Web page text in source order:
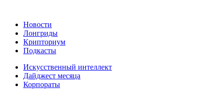
Новости
Лонгриды
Крипториум
Подкасты
Искусственный интеллект
Дайджест месяца
Корпораты